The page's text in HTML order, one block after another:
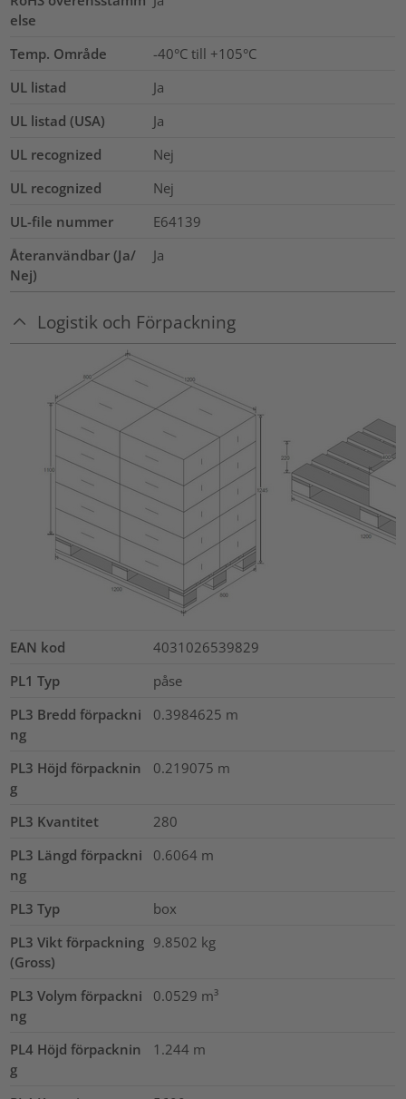
else
Temp. Område
-40°C till +105°C
UL listad
Ja
UL listad (USA)
Ja
UL recognized
Nej
UL recognized
Nej
UL-file nummer
E64139
Återanvändbar (Ja/
Nej)
Ja
Logistik och Förpackning
EAN kod
4031026539829
PL1 Typ
påse
PL3 Bredd förpackni
ng
0.3984625 m
PL3 Höjd förpacknin
g
0.219075 m
PL3 Kvantitet
280
PL3 Längd förpackni
ng
0.6064 m
PL3 Typ
box
PL3 Vikt förpackning
(Gross)
9.8502 kg
PL3 Volym förpackni
ng
0.0529 m³
PL4 Höjd förpacknin
g
1.244 m